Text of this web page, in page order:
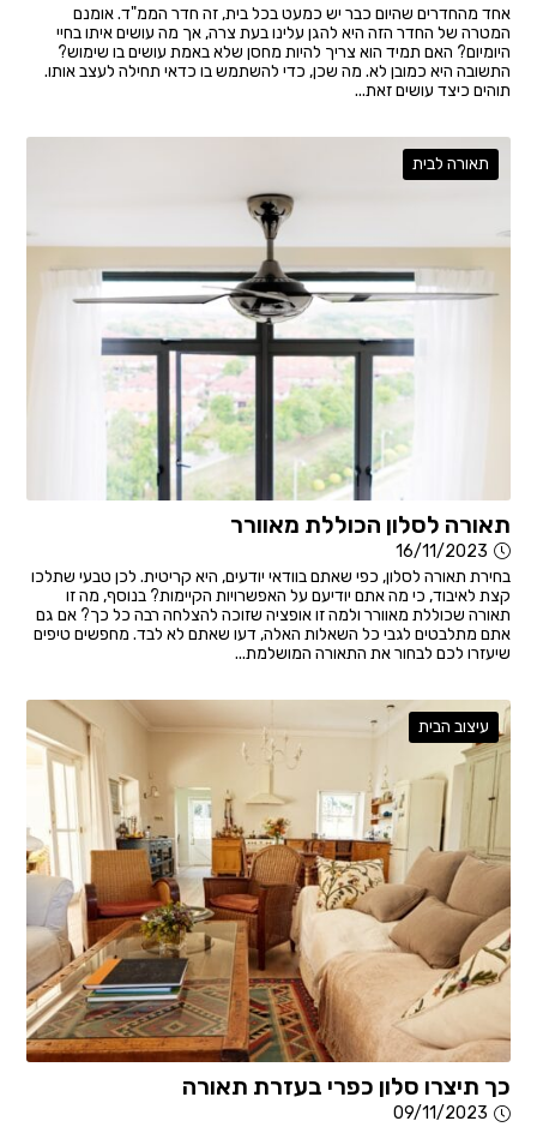
אחד מהחדרים שהיום כבר יש כמעט בכל בית, זה חדר הממ"ד. אומנם
המטרה של החדר הזה היא להגן עלינו בעת צרה, אך מה עושים איתו בחיי
היומיום? האם תמיד הוא צריך להיות מחסן שלא באמת עושים בו שימוש?
התשובה היא כמובן לא. מה שכן, כדי להשתמש בו כדאי תחילה לעצב אותו.
תוהים כיצד עושים זאת...
תאורה לבית
תאורה לסלון הכוללת מאוורר
16/11/2023
בחירת תאורה לסלון, כפי שאתם בוודאי יודעים, היא קריטית. לכן טבעי שתלכו
קצת לאיבוד, כי מה אתם יודיעם על האפשרויות הקיימות? בנוסף, מה זו
תאורה שכוללת מאוורר ולמה זו אופציה שזוכה להצלחה רבה כל כך? אם גם
אתם מתלבטים לגבי כל השאלות האלה, דעו שאתם לא לבד. מחפשים טיפים
שיעזרו לכם לבחור את התאורה המושלמת...
עיצוב הבית
כך תיצרו סלון כפרי בעזרת תאורה
09/11/2023